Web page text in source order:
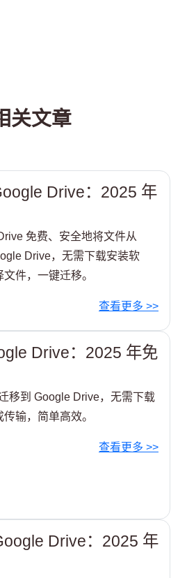
关文章
Drive：2025 年
免费、安全地将文件从
Drive，无需下载安装软
件，一键迁移。
查看更多 >>
Drive：2025 年免
移到 Google Drive，无需下载
输，简单高效。
查看更多 >>
Drive：2025 年